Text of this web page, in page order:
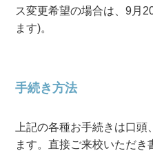
ス変更希望の場合は、9月
ます)。
手続き方法
上記の各種お手続きは口
ます。直接ご来校いただき